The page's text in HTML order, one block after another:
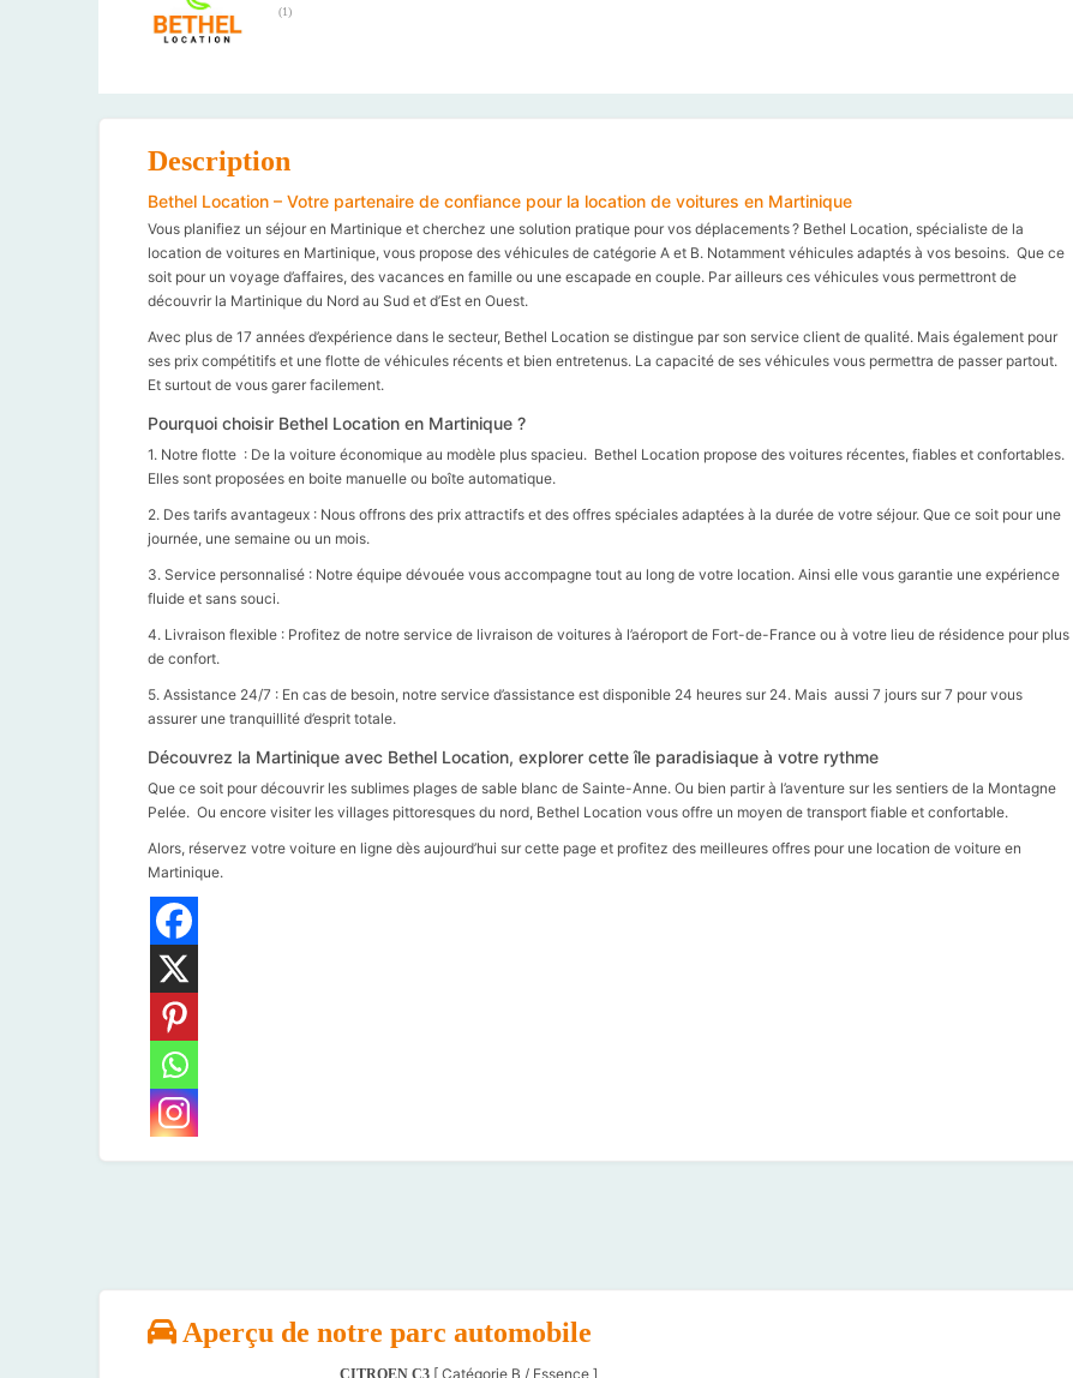
(1)
Description
Bethel Location – Votre partenaire de confiance pour la location de voitures en Martinique
Vous planifiez un séjour en Martinique et cherchez une solution pratique pour vos déplacements ? Bethel Location, spécialiste de la
location de voitures en Martinique, vous propose des véhicules de catégorie A et B. Notamment véhicules adaptés à vos besoins. Que ce
soit pour un voyage d’affaires, des vacances en famille ou une escapade en couple. Par ailleurs ces véhicules vous permettront de
découvrir la Martinique du Nord au Sud et d’Est en Ouest.
Avec plus de 17 années d’expérience dans le secteur, Bethel Location se distingue par son service client de qualité. Mais également pour
ses prix compétitifs et une flotte de véhicules récents et bien entretenus. La capacité de ses véhicules vous permettra de passer partout.
Et surtout de vous garer facilement.
Pourquoi choisir Bethel Location en Martinique ?
1. Notre flotte : De la voiture économique au modèle plus spacieu. Bethel Location propose des voitures récentes, fiables et confortables.
Elles sont proposées en boite manuelle ou boîte automatique.
2. Des tarifs avantageux : Nous offrons des prix attractifs et des offres spéciales adaptées à la durée de votre séjour. Que ce soit pour une
journée, une semaine ou un mois.
3. Service personnalisé : Notre équipe dévouée vous accompagne tout au long de votre location. Ainsi elle vous garantie une expérience
fluide et sans souci.
4. Livraison flexible : Profitez de notre service de livraison de voitures à l’aéroport de Fort-de-France ou à votre lieu de résidence pour plus
de confort.
5. Assistance 24/7 : En cas de besoin, notre service d’assistance est disponible 24 heures sur 24. Mais aussi 7 jours sur 7 pour vous
assurer une tranquillité d’esprit totale.
Découvrez la Martinique avec Bethel Location, explorer cette île paradisiaque à votre rythme
Que ce soit pour découvrir les sublimes plages de sable blanc de Sainte-Anne. Ou bien partir à l’aventure sur les sentiers de la Montagne
Pelée. Ou encore visiter les villages pittoresques du nord, Bethel Location vous offre un moyen de transport fiable et confortable.
Alors, réservez votre voiture en ligne dès aujourd’hui sur cette page et profitez des meilleures offres pour une location de voiture en
Martinique.
Aperçu de notre parc automobile
CITROEN C3 [ Catégorie B / Essence ]